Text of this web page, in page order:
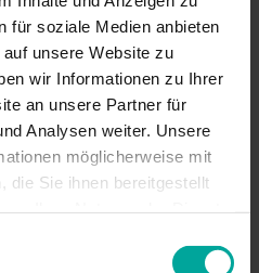
für soziale Medien anbieten
unsere Website zu
wir Informationen zu Ihrer
an unsere Partner für
Analysen weiter. Unsere
möglicherweise mit
die Sie ihnen bereitgestellt